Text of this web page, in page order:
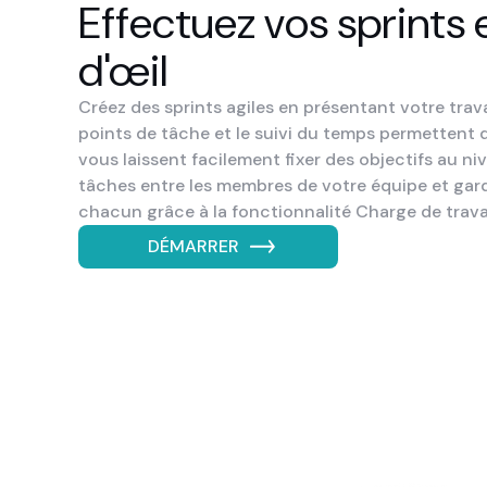
Effectuez vos sprints
d'œil
Créez des sprints agiles en présentant votre
points de tâche et le suivi du temps permettent
vous laissent facilement fixer des objectifs au
tâches entre les membres de votre équipe et
chacun grâce à la fonctionnalité Charge de
DÉMARRER